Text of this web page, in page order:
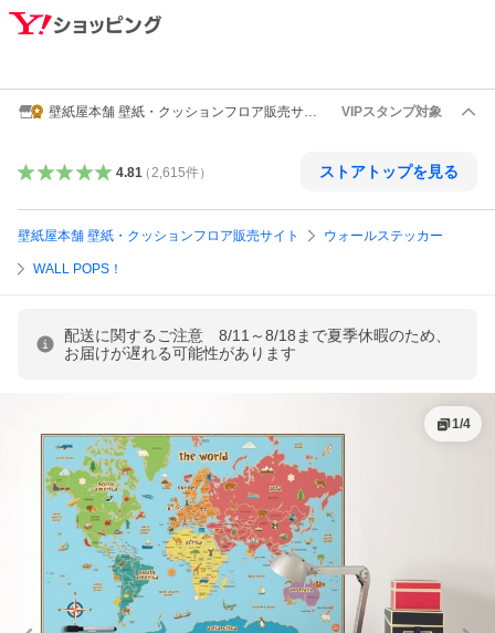
壁紙屋本舗 壁紙・クッションフロア販売サイ
VIPスタンプ対象
4.81（ 2,615件） ストアトップを見る
壁紙屋本舗 壁紙・クッションフロア販売サイト ウォールステッカー
WALL POPS！
配送に関するご注意 8/11～8/18まで夏季休暇のため、
お届けが遅れる可能性があります
1/4